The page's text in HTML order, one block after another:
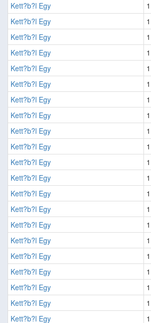
Kett?b?l Egy
1
Kett?b?l Egy
1
Kett?b?l Egy
1
Kett?b?l Egy
1
Kett?b?l Egy
1
Kett?b?l Egy
1
Kett?b?l Egy
1
Kett?b?l Egy
1
Kett?b?l Egy
1
Kett?b?l Egy
1
Kett?b?l Egy
1
Kett?b?l Egy
1
Kett?b?l Egy
1
Kett?b?l Egy
1
Kett?b?l Egy
1
Kett?b?l Egy
1
Kett?b?l Egy
1
Kett?b?l Egy
1
Kett?b?l Egy
1
Kett?b?l Egy
1
Kett?b?l Egy
1